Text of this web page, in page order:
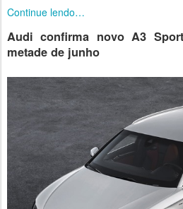
Continue lendo…
Audi confirma novo A3
metade de junho